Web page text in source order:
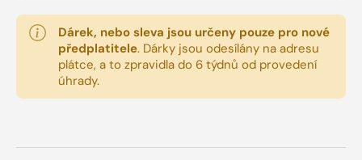
Dárek, nebo sleva jsou určeny pouze pro nové
předplatitele. Dárky jsou odesílány na adresu
plátce, a to zpravidla do 6 týdnů od provedení
úhrady.